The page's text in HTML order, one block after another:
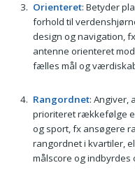
Orienteret: Betyder
forhold til
design og navigation,
antenne orienteret
fælles mål og
Rangordnet: Angiver,
prioriteret rækkefølge
og sport, fx ansøgere
rangordnet i kvartiler,
målscore og indbyrdes